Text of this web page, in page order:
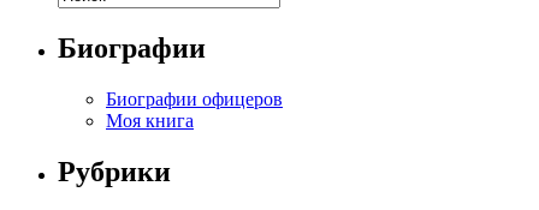
Биографии
Биографии офицеров
Моя книга
Рубрики